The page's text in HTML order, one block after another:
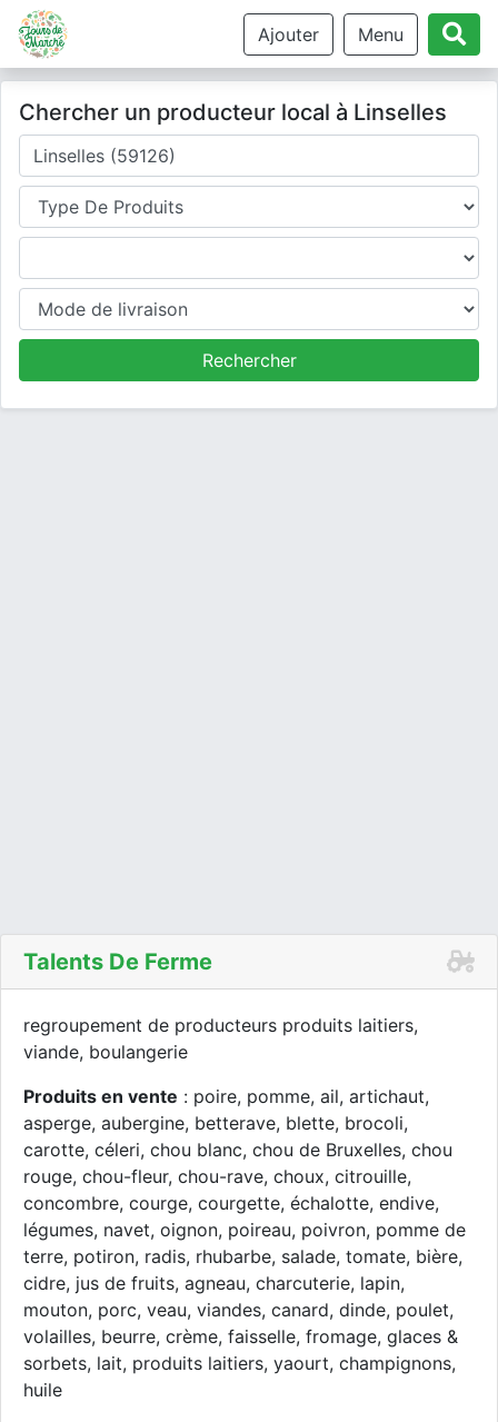
Ajouter Menu
Chercher un producteur local à Linselles
Où cherchez-vous un producteur ?
Type de produits
Produits
Mode de livraison
Rechercher
Talents De Ferme
regroupement de producteurs produits laitiers,
viande, boulangerie
Produits en vente : poire, pomme, ail, artichaut,
asperge, aubergine, betterave, blette, brocoli,
carotte, céleri, chou blanc, chou de Bruxelles, chou
rouge, chou-fleur, chou-rave, choux, citrouille,
concombre, courge, courgette, échalotte, endive,
légumes, navet, oignon, poireau, poivron, pomme de
terre, potiron, radis, rhubarbe, salade, tomate, bière,
cidre, jus de fruits, agneau, charcuterie, lapin,
mouton, porc, veau, viandes, canard, dinde, poulet,
volailles, beurre, crème, faisselle, fromage, glaces &
sorbets, lait, produits laitiers, yaourt, champignons,
huile